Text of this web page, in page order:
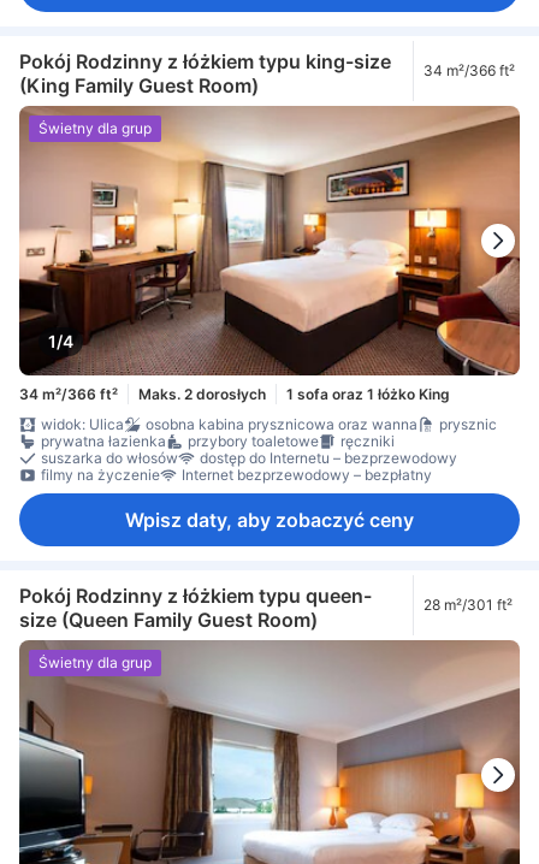
Pokój Rodzinny z łóżkiem typu king-size
(King Family Guest Room)
34 m²/366 ft²
1/4
Świetny dla grup
34 m²/366 ft² Maks. 2 dorosłych
1 sofa oraz 1 łóżko King
widok: Ulica
osobna kabina prysznicowa oraz wanna
prysznic
prywatna łazienka
przybory toaletowe
ręczniki
suszarka do włosów
dostęp do Internetu – bezprzewodowy
filmy na życzenie
Internet bezprzewodowy – bezpłatny
Wpisz daty, aby zobaczyć ceny
Pokój Rodzinny z łóżkiem typu queen-
size (Queen Family Guest Room)
28 m²/301 ft²
Świetny dla grup